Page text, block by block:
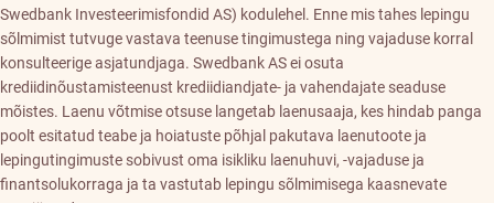
Swedbank Investeerimisfondid AS) kodulehel. Enne mis tahes lepingu
sõlmimist tutvuge vastava teenuse tingimustega ning vajaduse korral
konsulteerige asjatundjaga. Swedbank AS ei osuta
krediidinõustamisteenust krediidiandjate- ja vahendajate seaduse
mõistes. Laenu võtmise otsuse langetab laenusaaja, kes hindab panga
poolt esitatud teabe ja hoiatuste põhjal pakutava laenutoote ja
lepingutingimuste sobivust oma isikliku laenuhuvi, -vajaduse ja
finantsolukorraga ja ta vastutab lepingu sõlmimisega kaasnevate